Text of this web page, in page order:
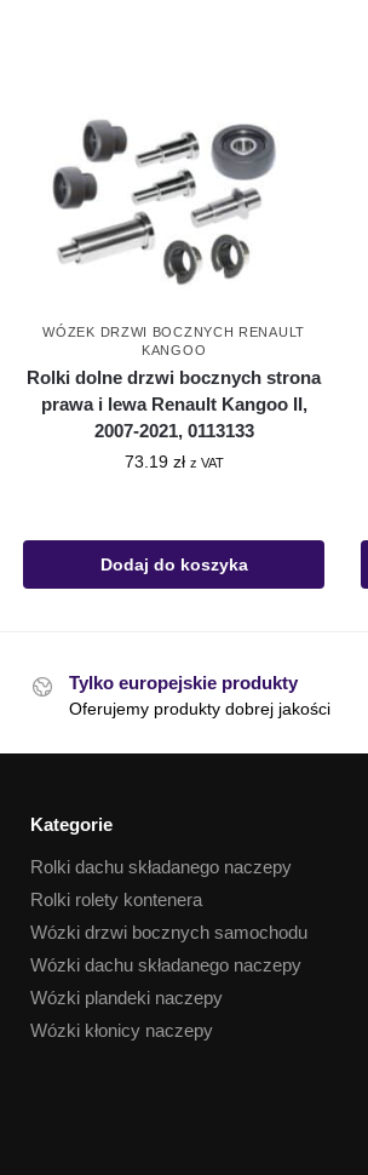
WÓZEK DRZWI BOCZNYCH RENAULT
KANGOO
Rolki dolne drzwi bocznych strona
prawa i lewa Renault Kangoo II,
2007-2021, 0113133
73.19 zł z VAT
Dodaj do koszyka
Tylko europejskie produkty
Oferujemy produkty dobrej jakości
Kategorie
Rolki dachu składanego naczepy
Rolki rolety kontenera
Wózki drzwi bocznych samochodu
Wózki dachu składanego naczepy
Wózki plandeki naczepy
Wózki kłonicy naczepy